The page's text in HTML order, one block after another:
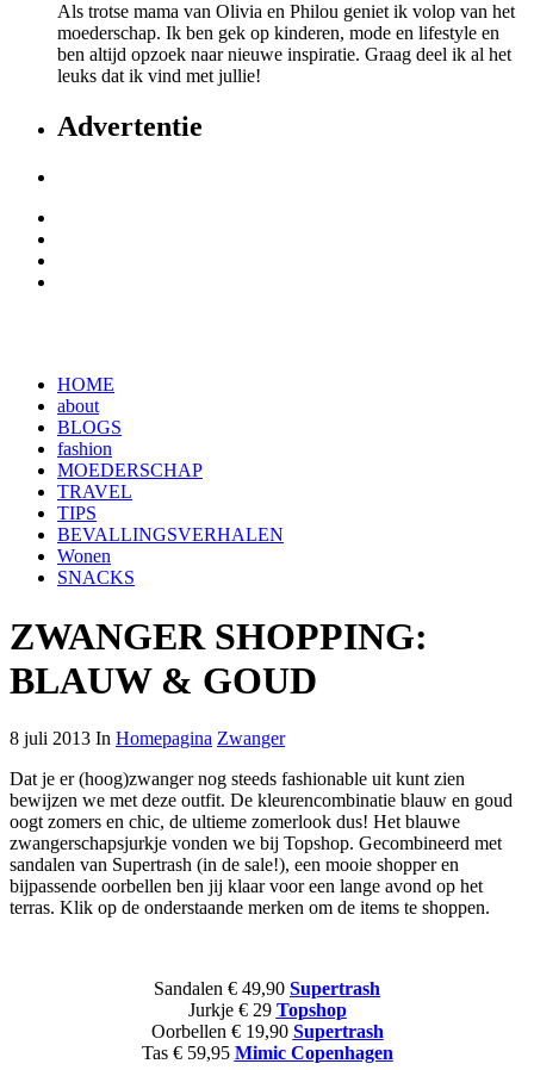
Als trotse mama van Olivia en Philou geniet ik volop van het
moederschap. Ik ben gek op kinderen, mode en lifestyle en
ben altijd opzoek naar nieuwe inspiratie. Graag deel ik al het
leuks dat ik vind met jullie!
Advertentie
HOME
about
BLOGS
fashion
MOEDERSCHAP
TRAVEL
TIPS
BEVALLINGSVERHALEN
Wonen
SNACKS
ZWANGER SHOPPING:
BLAUW & GOUD
8 juli 2013 In Homepagina Zwanger
Dat je er (hoog)zwanger nog steeds fashionable uit kunt zien
bewijzen we met deze outfit. De kleurencombinatie blauw en goud
oogt zomers en chic, de ultieme zomerlook dus! Het blauwe
zwangerschapsjurkje vonden we bij Topshop. Gecombineerd met
sandalen van Supertrash (in de sale!), een mooie shopper en
bijpassende oorbellen ben jij klaar voor een lange avond op het
terras. Klik op de onderstaande merken om de items te shoppen.
Sandalen € 49,90 Supertrash
Jurkje € 29 Topshop
Oorbellen € 19,90 Supertrash
Tas € 59,95 Mimic Copenhagen